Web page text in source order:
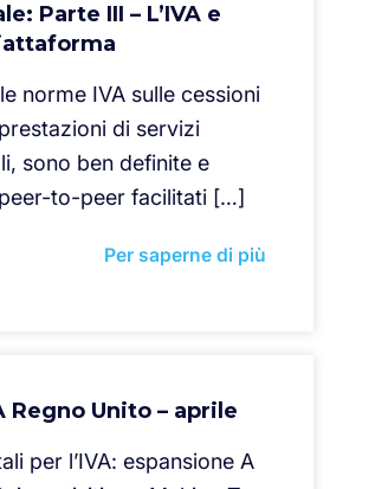
Parte III – L’IVA e
norme IVA sulle cessioni
di servizi
sono ben definite e
to-peer facilitati […]
Per saperne di più
Unito – aprile
per l’IVA: espansione A